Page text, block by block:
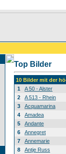
Top Bilder
10 Bilder mit der
1
A 50 - Alster
2
A 513 - Rhein
3
Acquamarina
4
Amadea
5
Andante
6
Annegret
7
Annemarie
8
Antje Russ